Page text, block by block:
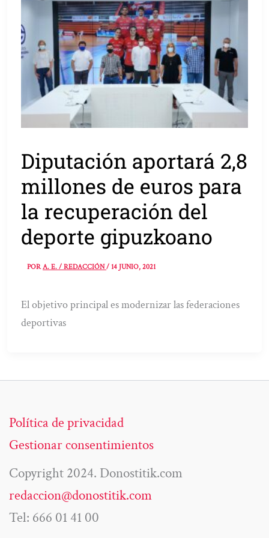
Diputación aportará 2,8
millones de euros para
la recuperación del
deporte gipuzkoano
PORA. E. / REDACCIÓN/14 JUNIO, 2021
El objetivo principal es modernizar las federaciones
deportivas
Política de privacidad
Gestionar consentimientos
Copyright 2024. Donostitik.com
redaccion@donostitik.com
Tel: 666 01 41 00